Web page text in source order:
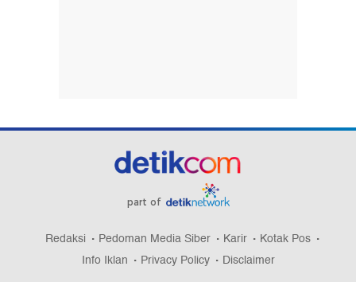
part of
Redaksi Pedoman Media Siber Karir
Kotak Pos
Info Iklan
Privacy Policy Disclaimer